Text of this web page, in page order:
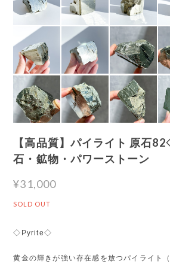
【高品質】パイライト 原石
石・鉱物・パワーストーン
¥31,000
SOLD OUT
◇Pyrite◇
黄金の輝きが強い存在感を放つパイライト